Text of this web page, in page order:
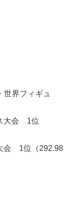
界フィギュ
大会 1位
会 1位（292.98